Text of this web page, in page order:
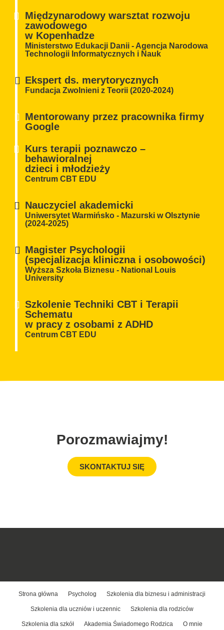
Międzynarodowy warsztat rozwoju
zawodowego
w Kopenhadze
Ministerstwo Edukacji Danii - Agencja Narodowa
Technologii Informatycznych i Nauk
Ekspert ds. merytorycznych
Fundacja Zwolnieni z Teorii (2020-2024)
Mentorowany przez pracownika firmy
Google
Kurs terapii poznawczo –
behawioralnej
dzieci i młodzieży
Centrum CBT EDU
Nauczyciel akademicki
Uniwersytet Warmińsko - Mazurski w Olsztynie
(2024-2025)
Magister Psychologii
(specjalizacja kliniczna i osobowości)
Wyższa Szkoła Biznesu - National Louis
University
Szkolenie Techniki CBT i Terapii
Schematu
w pracy z osobami z ADHD
Centrum CBT EDU
Porozmawiajmy!
SKONTAKTUJ SIĘ
Strona główna Psycholog Szkolenia dla biznesu i administracji
Szkolenia dla uczniów i uczennic Szkolenia dla rodziców
Szkolenia dla szkół Akademia Świadomego Rodzica O mnie